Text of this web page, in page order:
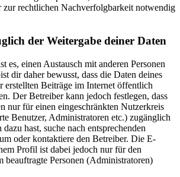
zur rechtlichen Nachverfolgbarkeit notwendig
der Weitergabe deiner Daten
es, einen Austausch mit anderen Personen
dir daher bewusst, dass die Daten deines
erstellten Beiträge im Internet öffentlich
Der Betreiber kann jedoch festlegen, dass
nur für einen eingeschränkten Nutzerkreis
Benutzer, Administratoren etc.) zugänglich
hast, suche nach entsprechenden
oder kontaktiere den Betreiber. Die E-
Profil ist dabei jedoch nur für den
beauftragte Personen (Administratoren)